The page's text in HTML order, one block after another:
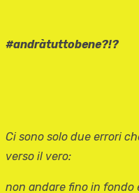
#andràtuttobene?!?
Ci sono solo due errori
verso il vero:
non andare fino in fondo